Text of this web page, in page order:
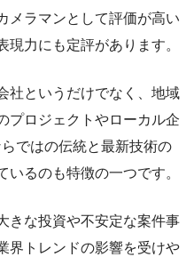
メラマンとして評価が高い
現力にも定評があります。
社というだけでなく、地域
プロジェクトやローカル企
ではの伝統と最新技術の
るのも特徴の一つです。
きな投資や不安定な案件事
界トレンドの影響を受けや